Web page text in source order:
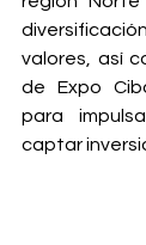
valores, así
de Expo
para
captar